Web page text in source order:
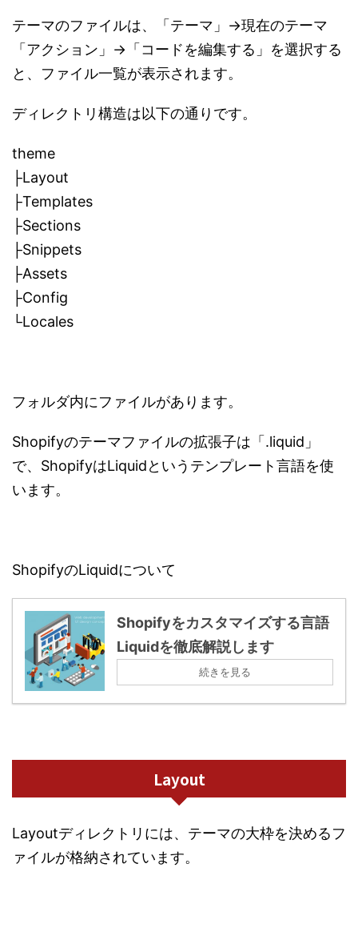
テーマのファイルは、「テーマ」→現在のテーマ
「アクション」→「コードを編集する」を選択する
と、ファイル一覧が表示されます。
ディレクトリ構造は以下の通りです。
theme
├Layout
├Templates
├Sections
├Snippets
├Assets
├Config
└Locales
フォルダ内にファイルがあります。
Shopifyのテーマファイルの拡張子は「.liquid」
で、ShopifyはLiquidというテンプレート言語を使
います。
ShopifyのLiquidについて
Shopifyをカスタマイズする言語
Liquidを徹底解説します
続きを見る
Layout
Layoutディレクトリには、テーマの大枠を決めるフ
ァイルが格納されています。